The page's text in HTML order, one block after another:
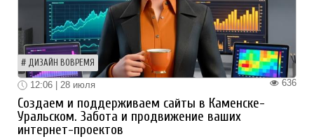
ДИЗАЙН ВОВРЕМЯ
636
12:06 | 28 июля
Создаем и поддерживаем сайты в Каменске-
Уральском. Забота и продвижение ваших
интернет-проектов